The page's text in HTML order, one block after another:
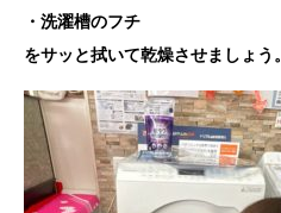
・洗濯槽のフチ
をサッと拭いて乾燥させましょう。